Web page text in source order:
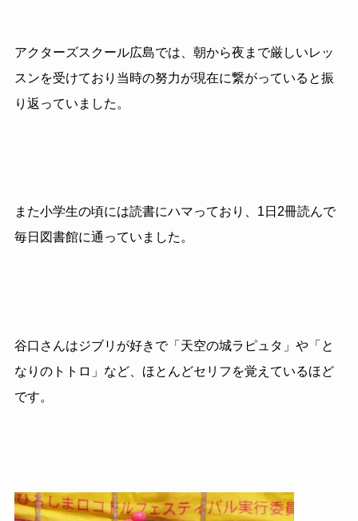
アクターズスクール広島では、朝から夜まで厳しいレッ
スンを受けており当時の努力が現在に繋がっていると振
り返っていました。
また小学生の頃には読書にハマっており、1日2冊読んで
毎日図書館に通っていました。
谷口さんはジブリが好きで「天空の城ラピュタ」や「と
なりのトトロ」など、ほとんどセリフを覚えているほど
です。